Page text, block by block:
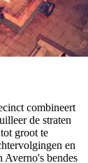
combineert
de straten
groot te
en
Averno's bendes